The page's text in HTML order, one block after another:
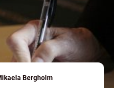
Bergholm